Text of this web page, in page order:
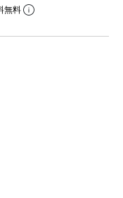
無料